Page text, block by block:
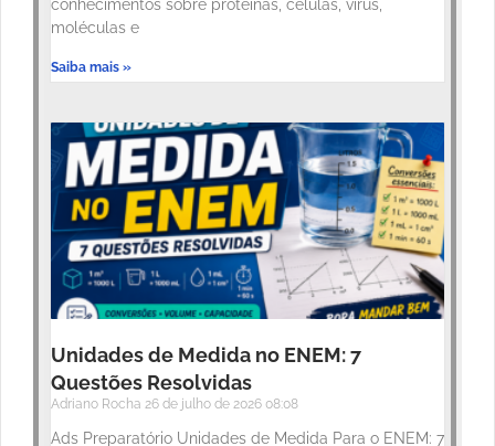
conhecimentos sobre proteínas, células, vírus,
moléculas e
Saiba mais »
Unidades de Medida no ENEM: 7
Questões Resolvidas
Adriano Rocha 26 de julho de 2026 08:08
Ads Preparatório Unidades de Medida Para o ENEM: 7